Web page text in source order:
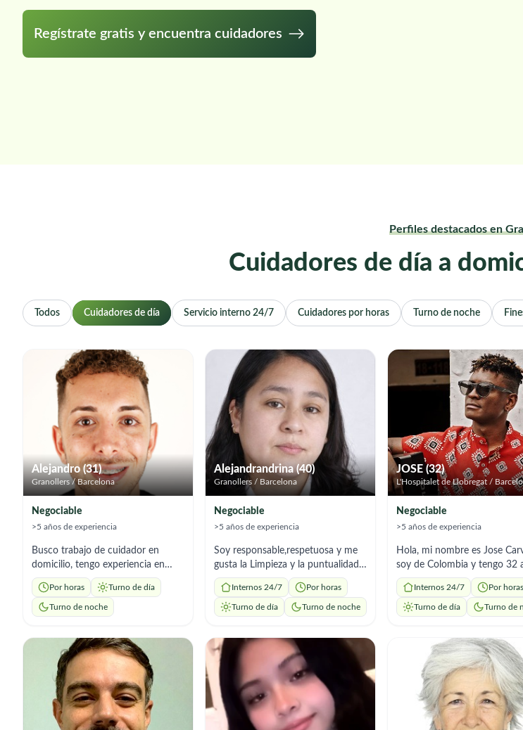
Regístrate gratis y encuentra cuidadores
Perfiles destacados en
Cuidadores de día a
Todos Cuidadores de día Servicio interno 24/7 Cuidadores por horas Turno de noche
Alejandro (31)
Granollers / Barcelona
Negociable
>5 años de experiencia
Busco trabajo de cuidador en
domicilio, tengo experiencia en
cuidado de personas mayores con;
alzheimer, diabetes, movilidad
reducida,soy serio y responsable
hora fin de semana. Zona de
trabajo Valles Oriental. Jornadas
minimas de 4h.
Por horas Turno de día
Turno de noche
Alejandrandrina (40)
Granollers / Barcelona
Negociable
>5 años de experiencia
Soy responsable,respetuosa y me
gusta la Limpieza y la puntualidad ,
tengo disposicion enmediata
Internos 24/7 Por horas
Turno de día Turno de noche
JOSE (32)
L'Hospitalet de Llobregat /
Negociable
>5 años de experiencia
Hola, mi nombre es Jose
soy de Colombia y tengo 32
Actualmente me encuentro
España con el objetivo de
mis estudios y continuar
país me formé como
social y también soy
educación artística,
que me han permitido
una gran sensibilidad
sentido de responsabilidad y
Internos 24/7 Por horas
Turno de día Turno de